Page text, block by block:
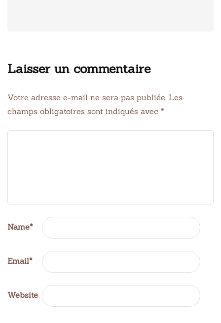
Laisser un commentaire
Votre adresse e-mail ne sera pas publiée. Les
champs obligatoires sont indiqués avec *
Name*
Email*
Website